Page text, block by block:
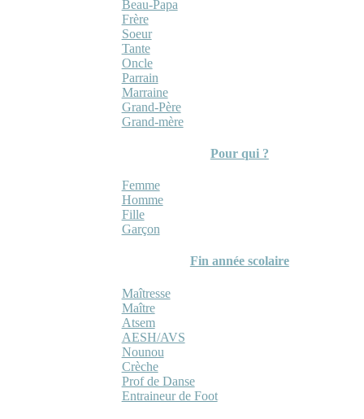
Beau-Papa
Frère
Soeur
Tante
Oncle
Parrain
Marraine
Grand-Père
Grand-mère
Pour qui ?
Femme
Homme
Fille
Garçon
Fin année scolaire
Maîtresse
Maître
Atsem
AESH/AVS
Nounou
Crèche
Prof de Danse
Entraineur de Foot